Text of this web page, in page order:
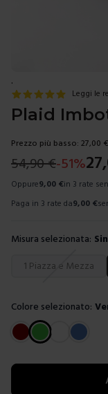
.
Leggi le
Plaid
Prezzo più basso: 27,00 €
54,90€-51%
Oppure9,00 €in 3 rate
Paga in 3 rate da9,00 €
Misura selezionata:
Scegli una misura
1 Piazza e Mezza
Colore selezionato:
Scegli un colore